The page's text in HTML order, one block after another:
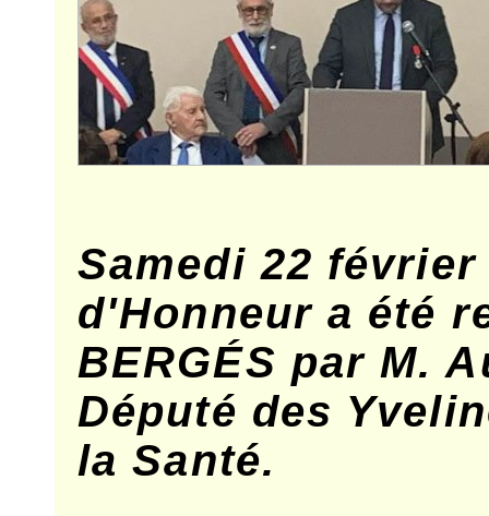
Samedi 22
d'Honneur a été
BERGÉS par M.
Député des
la Santé.